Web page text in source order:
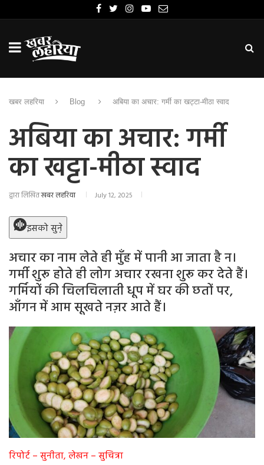
खबर लहरिया Blog अबिया का अचार: गर्मी का खट्टा-मीठा स्वाद
अबिया का अचार: गर्मी
का खट्टा-मीठा स्वाद
द्वारा लिखितखबर लहरिया July 12, 2025
इसको सुने़
अचार का नाम लेते ही मुँह में पानी आ जाता है न।
गर्मी शुरू होते ही लोग अचार रखना शुरू कर देते हैं।
गर्मियों की चिलचिलाती धूप में घर की छतों पर,
आँगन में आम सूखते नज़र आते हैं।
रिपोर्ट – सुनीता, लेखन – सुचित्रा